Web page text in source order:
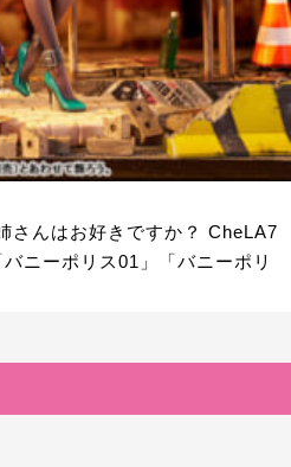
さんはお好きですか？ CheLA7
ニーポリス01」「バニーポリ